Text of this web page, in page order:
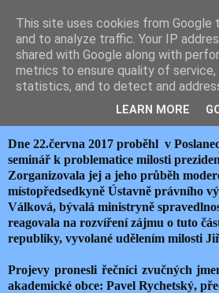
JEMELIK
pátek 23. června 2017
PREZIDENT JAKO
Dne 22.června 2017 proběhl v
seminář k problematice milosti
Zorganizovala jej a jeho průběh
místopředsedkyně Ústavně právního
Válková, bývalá ministryně
reagovala na rozvíření zájmu o tuto
republiky, vyvolané udělením milosti
Projevy pronesli řečníci zvučných
akademické obce: Pavel Rychetský,
This site uses cookies from Google
and to analyze traffic. Your IP
shared with Google along with
metrics to ensure quality of service,
statistics, and to detect and
LEARN MORE